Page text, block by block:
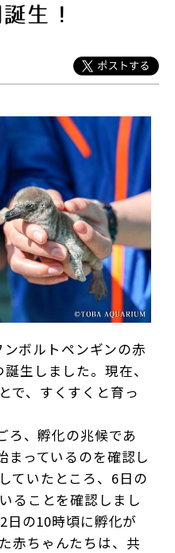
生！
ボルトペンギンの赤
生しました。現在、
で、すくすくと育っ
ろ、孵化の兆候であ
まっているのを確認し
ていたところ、6日の
ることを確認しまし
日の10時頃に孵化が
赤ちゃんたちは、共